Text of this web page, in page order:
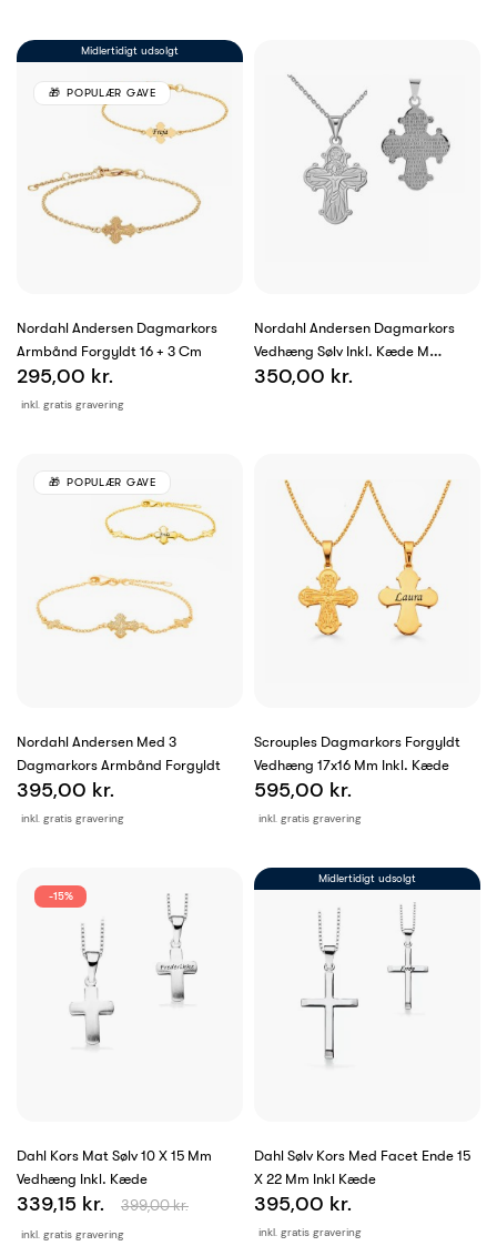
Nordahl Andersen Dagmarkors
Armbånd Forgyldt 16 + 3 Cm
inkl. gratis gravering
295,00 kr.
Midlertidigt udsolgt
POPULÆR GAVE
Nordahl Andersen Dagmarkors
Vedhæng Sølv Inkl. Kæde M
Fadervor
350,00 kr.
Nordahl Andersen Med 3
Dagmarkors Armbånd Forgyldt
inkl. gratis gravering
395,00 kr.
POPULÆR GAVE
Scrouples Dagmarkors Forgyldt
Vedhæng 17x16 Mm Inkl. Kæde
inkl. gratis gravering
595,00 kr.
Dahl Kors Mat Sølv 10 X 15 Mm
Vedhæng Inkl. Kæde
inkl. gratis gravering
339,15 kr. 399,00 kr.
-15%
Dahl Sølv Kors Med Facet Ende 15
X 22 Mm Inkl Kæde
inkl. gratis gravering
395,00 kr.
Midlertidigt udsolgt